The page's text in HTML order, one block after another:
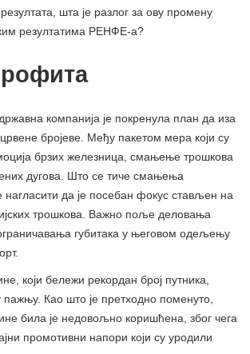
шта је разлог за ову промену
резултатима РЕНФЕ-а?
компанија је покренула план да иза
бројеве. Међу пакетом мера који су
брзих железница, смањење трошкова
дугова. Што се тиче смањења
да је посебан фокус стављен на
трошкова. Важно поље деловања
губитака у његовом одељењу
који бележи рекордан број путника,
пажњу. Као што је претходно поменуто,
била је недовољно коришћена, због чега
промотивни напори који су уродили